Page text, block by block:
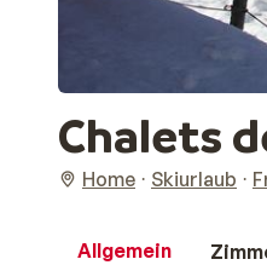
Chalets
Home Skiurlaub
Allgemein